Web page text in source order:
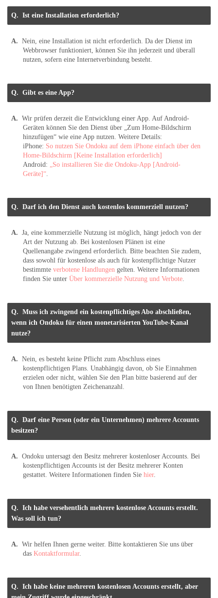
Ist eine Installation erforderlich?
Nein, eine Installation ist nicht erforderlich. Da der Dienst im
Webbrowser funktioniert, können Sie ihn jederzeit und überall
nutzen, sofern eine Internetverbindung besteht.
Gibt es eine App?
Wir prüfen derzeit die Entwicklung einer App. Auf Android-
Geräten können Sie den Dienst über „Zum Home-Bildschirm
hinzufügen“ wie eine App nutzen. Weitere Details:
iPhone: So nutzen Sie Ondoku auf dem iPhone einfach über den
Home-Bildschirm [Keine Installation erforderlich]
Android: „So installieren Sie die Ondoku-App [Android-
Geräte]“.
Darf ich den Dienst auch kostenlos kommerziell nutzen?
Ja, eine kommerzielle Nutzung ist möglich, hängt jedoch von der
Art der Nutzung ab. Bei kostenlosen Plänen ist eine
Quellenangabe zwingend erforderlich. Bitte beachten Sie zudem,
dass sowohl für kostenlose als auch für kostenpflichtige Nutzer
bestimmte verbotene Handlungen gelten. Weitere Informationen
finden Sie unter Über kommerzielle Nutzung und Verbote.
Muss ich zwingend ein kostenpflichtiges Abo abschließen,
wenn ich Ondoku für einen monetarisierten YouTube-Kanal
nutze?
Nein, es besteht keine Pflicht zum Abschluss eines
kostenpflichtigen Plans. Unabhängig davon, ob Sie Einnahmen
erzielen oder nicht, wählen Sie den Plan bitte basierend auf der
von Ihnen benötigten Zeichenanzahl.
Darf eine Person (oder ein Unternehmen) mehrere Accounts
besitzen?
Ondoku untersagt den Besitz mehrerer kostenloser Accounts. Bei
kostenpflichtigen Accounts ist der Besitz mehrerer Konten
gestattet. Weitere Informationen finden Sie hier.
Ich habe versehentlich mehrere kostenlose Accounts erstellt.
Was soll ich tun?
Wir helfen Ihnen gerne weiter. Bitte kontaktieren Sie uns über
das Kontaktformular.
Ich habe keine mehreren kostenlosen Accounts erstellt, aber